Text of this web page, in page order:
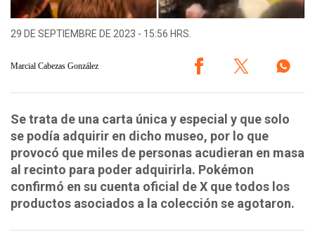
29 DE SEPTIEMBRE DE 2023 - 15:56 HRS.
Marcial Cabezas González
Se trata de una carta única y especial y que solo
se podía adquirir en dicho museo, por lo que
provocó que miles de personas acudieran en masa
al recinto para poder adquirirla. Pokémon
confirmó en su cuenta oficial de X que todos los
productos asociados a la colección se agotaron.